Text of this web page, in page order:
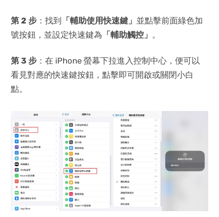
第 2 步 ：找到 「輔助使用快速鍵」 並點擊前面綠色加
號按鈕，並設定快速鍵為 「輔助觸控」 。
第 3 步 ：在 iPhone 螢幕下拉進入控制中心，便可以
看見對應的快速鍵按鈕，點擊即可開啟或關閉小白
點。